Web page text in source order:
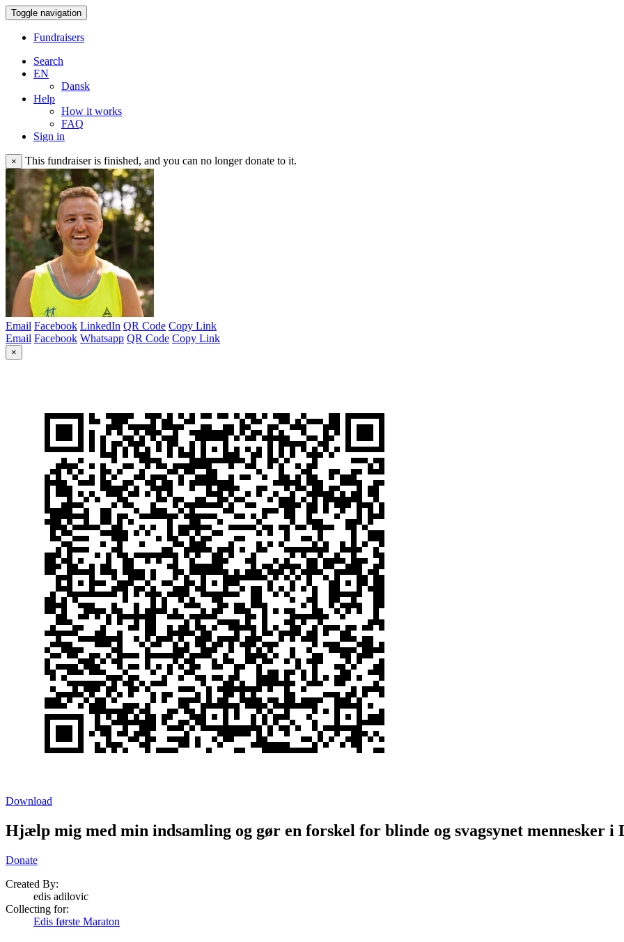
Toggle navigation
Fundraisers
Search
EN
Dansk
Help
How it works
FAQ
Sign in
× This fundraiser is finished, and you can no longer donate to it.
Email Facebook LinkedIn QR Code Copy Link
Email Facebook Whatsapp QR Code Copy Link
×
Download
Hjælp mig med min indsamling og gør en forskel for blinde og svagsynet mennesker i
Donate
Created By:
edis adilovic
Collecting for:
Edis første Maraton